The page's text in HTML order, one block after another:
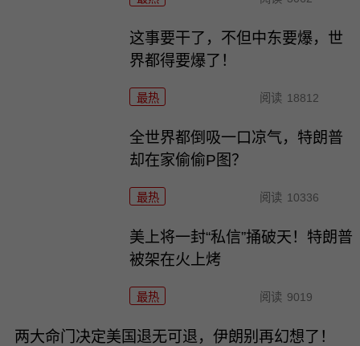
这事要干了，不但中东要爆，世
界都得要爆了！
最热 阅读 18812
全世界都倒吸一口凉气，特朗普
却在家偷偷P图？
最热 阅读 10336
美上将一封“私信”捅破天！特朗普
被架在火上烤
最热 阅读 9019
两大命门决定美国退无可退，伊朗别再幻想了！